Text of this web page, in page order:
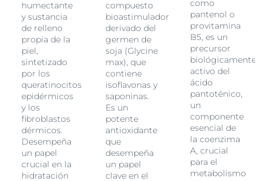
humectante
y sustancia
de relleno
propia de la
piel,
sintetizado
por los
queratinocitos
epidérmicos
y los
fibroblastos
dérmicos.
Desempeña
un papel
crucial en la
hidratación
compuesto
bioastimulador
derivado del
germen de
soja (Glycine
max), que
contiene
isoflavonas y
saponinas.
Es un
potente
antioxidante
que
desempeña
un papel
clave en el
como
pantenol o
provitamina
B5, es un
precursor
biológicamente
activo del
ácido
pantoténico,
un
componente
esencial de
la coenzima
A, crucial
para el
metabolismo